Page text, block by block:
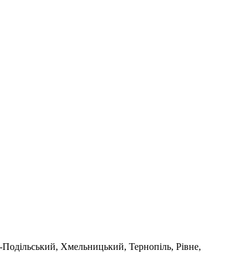
Хмельницький, Тернопіль, Рівне,